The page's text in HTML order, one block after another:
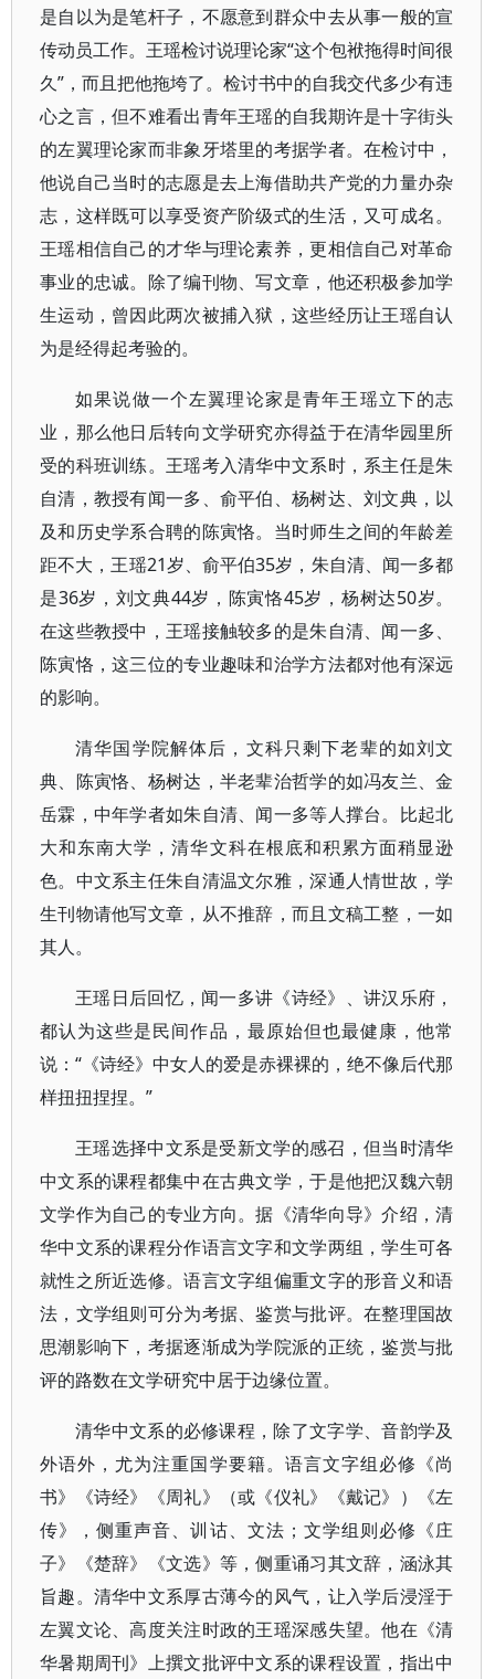
是自以为是笔杆子，不愿意到群众中去从事一般的宣
传动员工作。王瑶检讨说理论家“这个包袱拖得时间很
久”，而且把他拖垮了。检讨书中的自我交代多少有违
心之言，但不难看出青年王瑶的自我期许是十字街头
的左翼理论家而非象牙塔里的考据学者。在检讨中，
他说自己当时的志愿是去上海借助共产党的力量办杂
志，这样既可以享受资产阶级式的生活，又可成名。
王瑶相信自己的才华与理论素养，更相信自己对革命
事业的忠诚。除了编刊物、写文章，他还积极参加学
生运动，曾因此两次被捕入狱，这些经历让王瑶自认
为是经得起考验的。
如果说做一个左翼理论家是青年王瑶立下的志
业，那么他日后转向文学研究亦得益于在清华园里所
受的科班训练。王瑶考入清华中文系时，系主任是朱
自清，教授有闻一多、俞平伯、杨树达、刘文典，以
及和历史学系合聘的陈寅恪。当时师生之间的年龄差
距不大，王瑶21岁、俞平伯35岁，朱自清、闻一多都
是36岁，刘文典44岁，陈寅恪45岁，杨树达50岁。
在这些教授中，王瑶接触较多的是朱自清、闻一多、
陈寅恪，这三位的专业趣味和治学方法都对他有深远
的影响。
清华国学院解体后，文科只剩下老辈的如刘文
典、陈寅恪、杨树达，半老辈治哲学的如冯友兰、金
岳霖，中年学者如朱自清、闻一多等人撑台。比起北
大和东南大学，清华文科在根底和积累方面稍显逊
色。中文系主任朱自清温文尔雅，深通人情世故，学
生刊物请他写文章，从不推辞，而且文稿工整，一如
其人。
王瑶日后回忆，闻一多讲《诗经》、讲汉乐府，
都认为这些是民间作品，最原始但也最健康，他常
说：“《诗经》中女人的爱是赤裸裸的，绝不像后代那
样扭扭捏捏。”
王瑶选择中文系是受新文学的感召，但当时清华
中文系的课程都集中在古典文学，于是他把汉魏六朝
文学作为自己的专业方向。据《清华向导》介绍，清
华中文系的课程分作语言文字和文学两组，学生可各
就性之所近选修。语言文字组偏重文字的形音义和语
法，文学组则可分为考据、鉴赏与批评。在整理国故
思潮影响下，考据逐渐成为学院派的正统，鉴赏与批
评的路数在文学研究中居于边缘位置。
清华中文系的必修课程，除了文字学、音韵学及
外语外，尤为注重国学要籍。语言文字组必修《尚
书》《诗经》《周礼》（或《仪礼》《戴记》）《左
传》，侧重声音、训诂、文法；文学组则必修《庄
子》《楚辞》《文选》等，侧重诵习其文辞，涵泳其
旨趣。清华中文系厚古薄今的风气，让入学后浸淫于
左翼文论、高度关注时政的王瑶深感失望。他在《清
华暑期周刊》上撰文批评中文系的课程设置，指出中